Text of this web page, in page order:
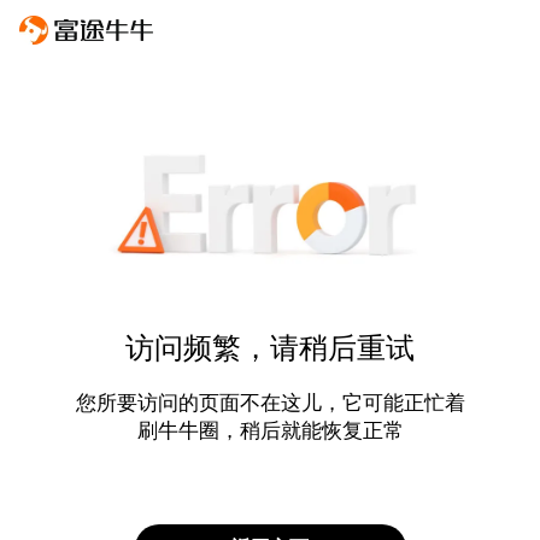
访问频繁，请稍后重试
您所要访问的页面不在这儿，它可能正忙着
刷牛牛圈，稍后就能恢复正常